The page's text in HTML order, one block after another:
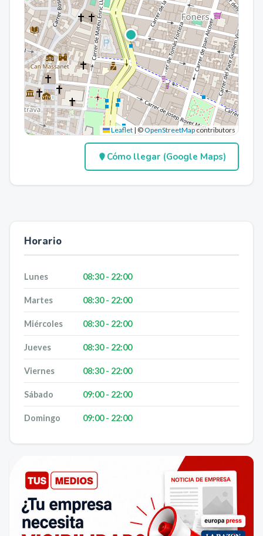
Leaflet | ©OpenStreetMapcontributors
Cómo llegar (Google Maps)
Horario
Lunes 08:30 - 22:00
Martes 08:30 - 22:00
Miércoles 08:30 - 22:00
Jueves 08:30 - 22:00
Viernes 08:30 - 22:00
Sábado 09:00 - 22:00
Domingo 09:00 - 22:00